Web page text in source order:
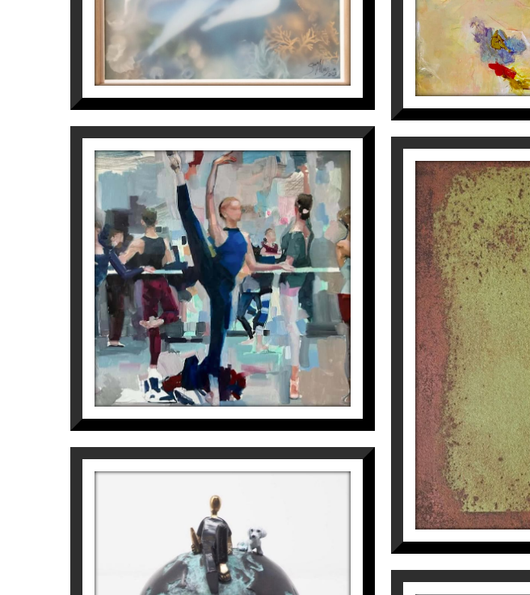
ASSAIG
Cristina Blanch
1.850€
LAID BACK / RELAXAT
Mireia Serra